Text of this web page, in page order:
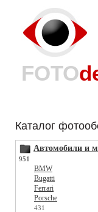
FOTO
Каталог
Автомобили и
951
BMW
Bugatti
Ferrari
Porsche
431